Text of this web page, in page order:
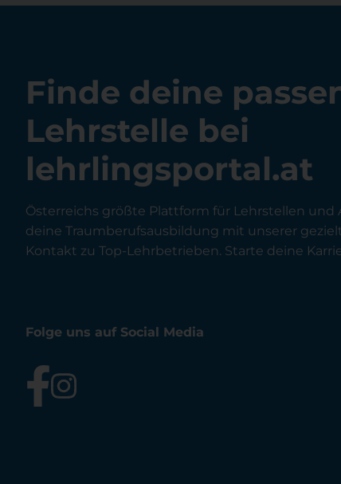
Finde deine
Lehrstelle bei
lehrlingsportal.at
Österreichs größte Plattform für Lehrstellen und
deine Traumberufsausbildung mit unserer
Kontakt zu Top-Lehrbetrieben. Starte deine
Folge uns auf Social Media